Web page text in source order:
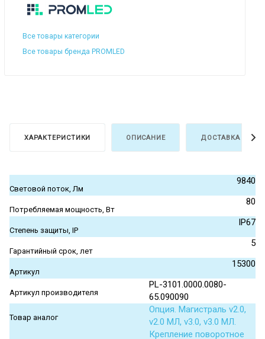
Все товары категории
Все товары бренда PROMLED
ХАРАКТЕРИСТИКИ ОПИСАНИЕ ДОСТАВКА И
Световой поток, Лм
9840
Потребляемая мощность, Вт
80
Степень защиты, IP
IP67
Гарантийный срок, лет
5
Артикул
15300
Артикул производителя
PL-3101.0000.0080-
65.090090
Товар аналог
Опция. Магистраль v2.0,
v2.0 МЛ, v3.0, v3.0 МЛ.
Крепление поворотное